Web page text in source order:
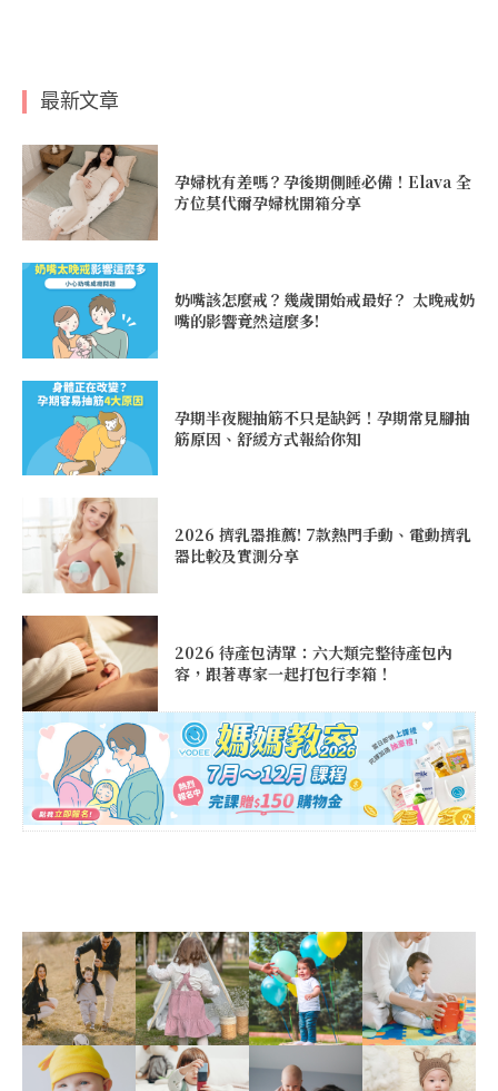
最新文章
孕婦枕有差嗎？孕後期側睡必備！Elava 全
方位莫代爾孕婦枕開箱分享
奶嘴該怎麼戒？幾歲開始戒最好？ 太晚戒奶
嘴的影響竟然這麼多!
孕期半夜腿抽筋不只是缺鈣！孕期常見腳抽
筋原因、舒緩方式報給你知
2026 擠乳器推薦! 7款熱門手動、電動擠乳
器比較及實測分享
2026 待產包清單：六大類完整待產包內
容，跟著專家一起打包行李箱！